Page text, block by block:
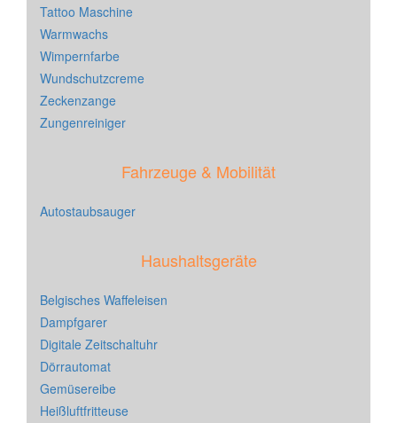
Tattoo Maschine
Warmwachs
Wimpernfarbe
Wundschutzcreme
Zeckenzange
Zungenreiniger
Fahrzeuge & Mobilität
Autostaubsauger
Haushaltsgeräte
Belgisches Waffeleisen
Dampfgarer
Digitale Zeitschaltuhr
Dörrautomat
Gemüsereibe
Heißluftfritteuse